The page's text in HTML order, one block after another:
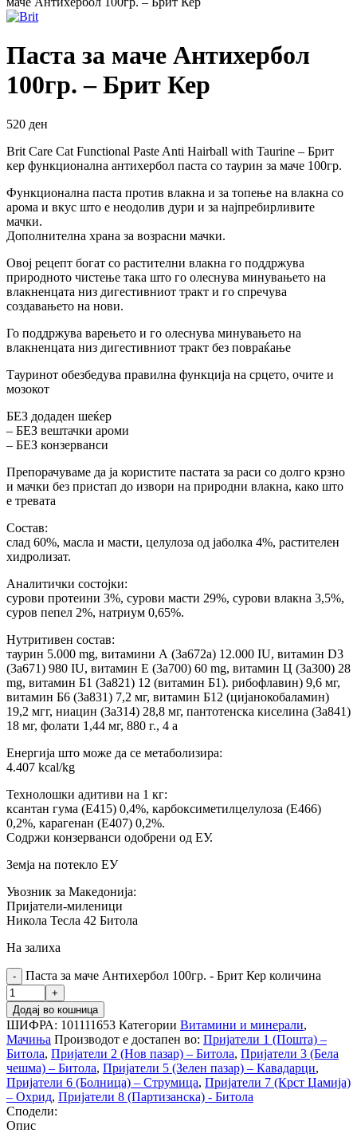
Паста за маче Антихербол
100гр. – Брит Кер
520 ден
Brit Care Cat Functional Paste Anti Hairball with Taurine – Брит
кер функционална антихербол паста со таурин за маче 100гр.
Функционална паста против влакна и за топење на влакна со
арома и вкус што е неодолив дури и за најпребирливите
мачки.
Дополнителна храна за возрасни мачки.
Овој рецепт богат со растителни влакна го поддржува
природното чистење така што го олеснува минувањето на
влакненцата низ дигестивниот тракт и го спречува
создавањето на нови.
Го поддржува варењето и го олеснува минувањето на
влакненцата низ дигестивниот тракт без повраќање
Тауринот обезбедува правилна функција на срцето, очите и
мозокот
БЕЗ додаден шеќер
– БЕЗ вештачки ароми
– БЕЗ конзерванси
Препорачуваме да ја користите пастата за раси со долго крзно
и мачки без пристап до извори на природни влакна, како што
е тревата
Состав:
слад 60%, масла и масти, целулоза од јаболка 4%, растителен
хидролизат.
Аналитички состојки:
сурови протеини 3%, сурови масти 29%, сурови влакна 3,5%,
суров пепел 2%, натриум 0,65%.
Нутритивен состав:
таурин 5.000 mg, витамини А (3a672a) 12.000 IU, витамин D3
(3a671) 980 IU, витамин Е (3a700) 60 mg, витамин Ц (3a300) 28
mg, витамин Б1 (3a821) 12 (витамин Б1). рибофлавин) 9,6 мг,
витамин Б6 (3а831) 7,2 мг, витамин Б12 (цијанокобаламин)
19,2 мгг, ниацин (3а314) 28,8 мг, пантотенска киселина (3а841)
18 мг, фолати 1,44 мг, 880 г., 4 а
Енергија што може да се метаболизира:
4.407 kcal/kg
Технолошки адитиви на 1 кг:
ксантан гума (E415) 0,4%, карбоксиметилцелулоза (E466)
0,2%, карагенан (E407) 0,2%.
Содржи конзерванси одобрени од ЕУ.
Земја на потекло ЕУ
Увозник за Македонија:
Пријатели-миленици
Никола Тесла 42 Битола
На залиха
Паста за маче Антихербол 100гр. - Брит Кер количина
Додај во кошница
ШИФРА: 101111653 Категории Витамини и минерали,
Мачиња Производот е достапен во: Пријатели 1 (Пошта) –
Битола, Пријатели 2 (Нов пазар) – Битола, Пријатели 3 (Бела
чешма) – Битола, Пријатели 5 (Зелен пазар) – Кавадарци,
Пријатели 6 (Болница) – Струмица, Пријатели 7 (Крст Џамија)
– Охрид, Пријатели 8 (Партизанска) - Битола
Сподели:
Опис